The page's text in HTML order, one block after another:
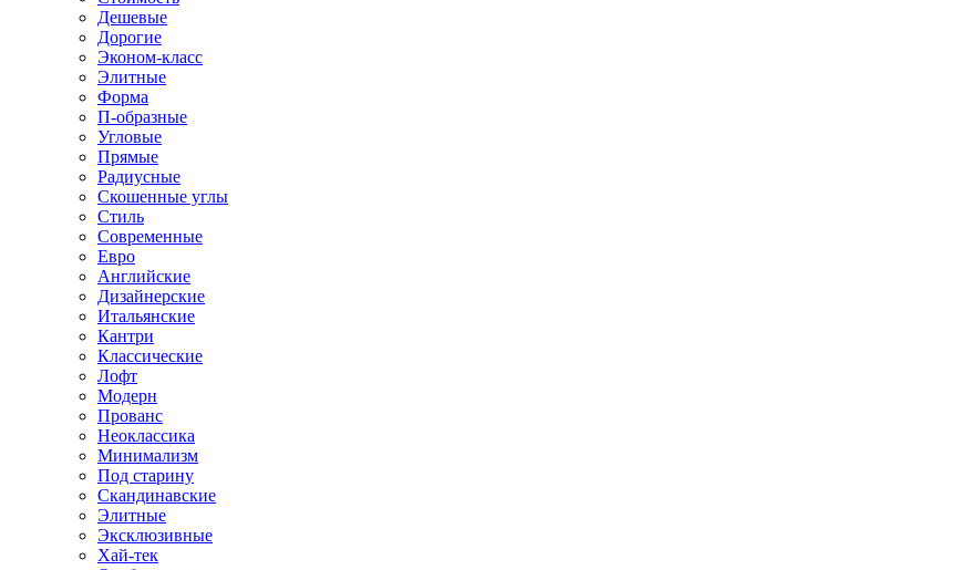
Дешевые
Дорогие
Эконом-класс
Элитные
Форма
П-образные
Угловые
Прямые
Радиусные
Скошенные углы
Стиль
Современные
Евро
Английские
Дизайнерские
Итальянские
Кантри
Классические
Лофт
Модерн
Прованс
Неоклассика
Минимализм
Под старину
Скандинавские
Элитные
Эксклюзивные
Хай-тек